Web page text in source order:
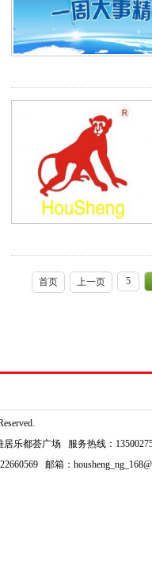
首页 上一页 5
乐都荟广场 服务热线：
邮箱：